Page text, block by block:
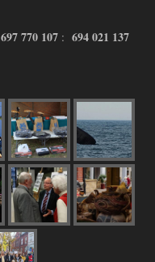
697 770 107 : 694 021 137